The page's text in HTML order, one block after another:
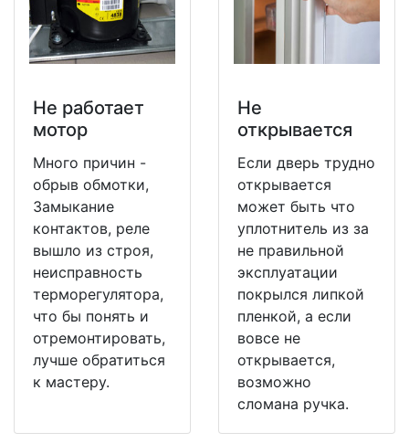
Не работает
мотор
Много причин -
обрыв обмотки,
Замыкание
контактов, реле
вышло из строя,
неисправность
терморегулятора,
что бы понять и
отремонтировать,
лучше обратиться
к мастеру.
Не
открывается
Если дверь трудно
открывается
может быть что
уплотнитель из за
не правильной
эксплуатации
покрылся липкой
пленкой, а если
вовсе не
открывается,
возможно
сломана ручка.